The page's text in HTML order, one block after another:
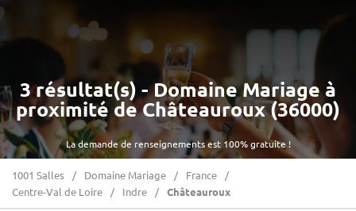
La demande de renseignements est 100% gratuite !
3 résultat(s) - Domaine Mariage à
proximité de Châteauroux (36000)
1001 Salles Domaine Mariage
France
Centre-Val de Loire
Indre Châteauroux